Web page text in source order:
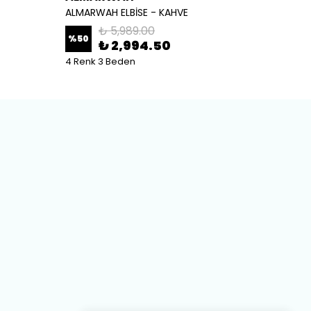
ALMARWAH ELBİSE - KAHVE
%50 ₺ 5,989.00
₺ 2,994.50
4 Renk 3 Beden